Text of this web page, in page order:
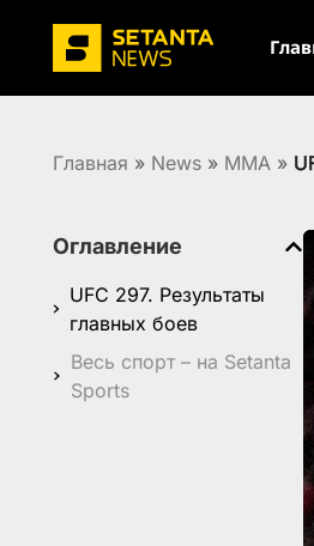
Главная » News » MMA »
Оглавление
UFC 297. Результаты
главных боев
Весь спорт – на Setanta
Sports